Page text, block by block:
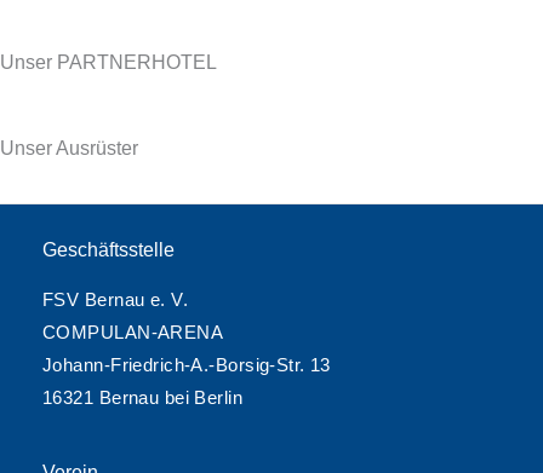
Unser PARTNERHOTEL
Unser Ausrüster
Geschäftsstelle
FSV Bernau e. V.
COMPULAN-ARENA
Johann-Friedrich-A.-Borsig-Str. 13
16321 Bernau bei Berlin